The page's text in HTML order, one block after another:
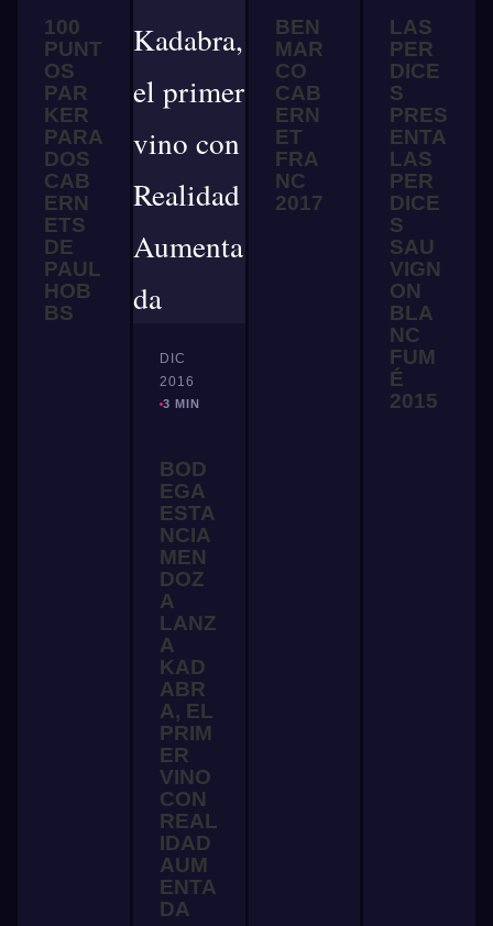
100
PUNT
OS
PAR
KER
PARA
DOS
CAB
ERN
ETS
DE
PAUL
HOB
BS
DIC
2016
3 MIN
BOD
EGA
ESTA
NCIA
MEN
DOZ
A
LANZ
A
KAD
ABR
A, EL
PRIM
ER
VINO
CON
REAL
IDAD
AUM
ENTA
DA
BEN
MAR
CO
CAB
ERN
ET
FRA
NC
2017
LAS
PER
DICE
S
PRES
ENTA
LAS
PER
DICE
S
SAU
VIGN
ON
BLA
NC
FUM
É
2015